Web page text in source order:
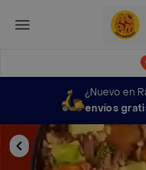
¿Nuevo en
envíos